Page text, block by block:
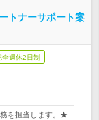
トナーサポート案
全週休2日制
を担当します。★